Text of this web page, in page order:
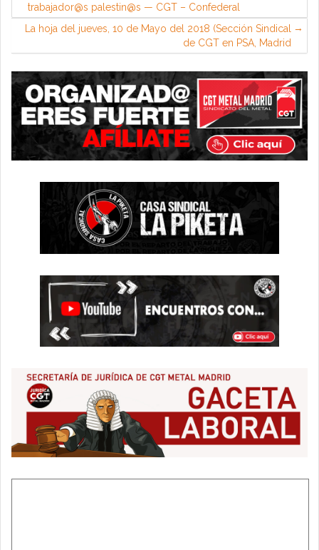
trabajador@s palestin@s — CGT – Confederal
La hoja del jueves, 10 de Mayo del 2018 (Sección Sindical
de CGT en PSA, Madrid